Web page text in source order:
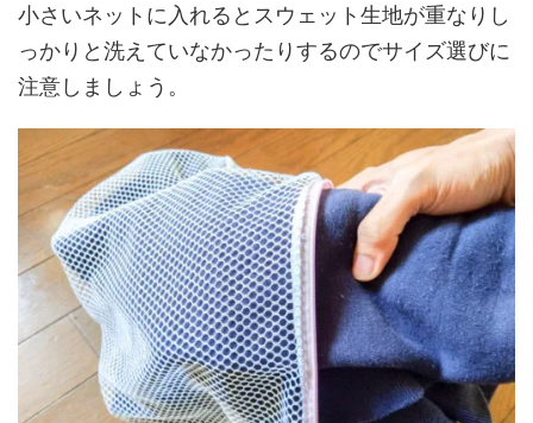
小さいネットに入れるとスウェット生地が重なりし
っかりと洗えていなかったりするのでサイズ選びに
注意しましょう。